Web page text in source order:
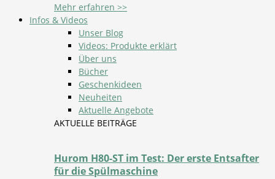
Mehr erfahren >>
Infos & Videos
Unser Blog
Videos: Produkte erklärt
Über uns
Bücher
Geschenkideen
Neuheiten
Aktuelle Angebote
AKTUELLE BEITRÄGE
Hurom H80-ST im Test: Der erste Entsafter
für die Spülmaschine